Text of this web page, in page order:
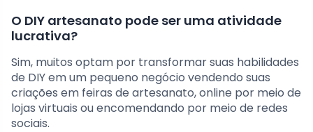
O DIY artesanato pode ser uma atividade
lucrativa?
Sim, muitos optam por transformar suas habilidades
de DIY em um pequeno negócio vendendo suas
criações em feiras de artesanato, online por meio de
lojas virtuais ou encomendando por meio de redes
sociais.